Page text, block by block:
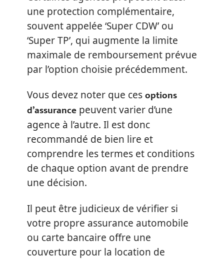
une protection complémentaire,
souvent appelée ‘Super CDW’ ou
‘Super TP’, qui augmente la limite
maximale de remboursement prévue
par l’option choisie précédemment.
Vous devez noter que cesoptions
d’assurance peuvent varier d’une
agence à l’autre. Il est donc
recommandé de bien lire et
comprendre les termes et conditions
de chaque option avant de prendre
une décision.
Il peut être judicieux de vérifier si
votre propre assurance automobile
ou carte bancaire offre une
couverture pour la location de